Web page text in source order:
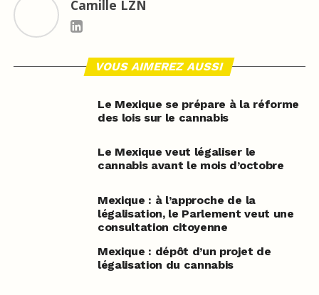
Camille LZN
VOUS AIMEREZ AUSSI
Le Mexique se prépare à la réforme
des lois sur le cannabis
Le Mexique veut légaliser le
cannabis avant le mois d’octobre
Mexique : à l’approche de la
légalisation, le Parlement veut une
consultation citoyenne
Mexique : dépôt d’un projet de
légalisation du cannabis